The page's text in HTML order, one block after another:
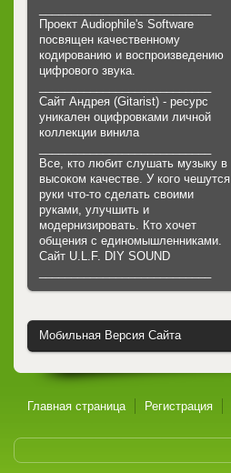
Проект Audiophile's Software
посвящен качественному
кодированию и воспроизведению
цифрового звука.
Сайт Андрея (Gitarist) - ресурс
уникален оцифровками личной
коллекции винила
Все, кто любит слушать музыку в
высоком качестве. У кого чешутся
руки что-то сделать своими
руками, улучшить и
модернизировать. Кто хочет
общения с единомышленниками.
Cайт U.L.F. DIY SOUND
Мобильная Версия Сайта
Главная страница Регистрация